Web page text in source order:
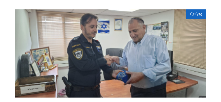
פלילי